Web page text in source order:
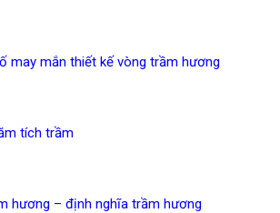
may mắn thiết kế vòng trầm hương
tích trầm
hương – định nghĩa trầm hương